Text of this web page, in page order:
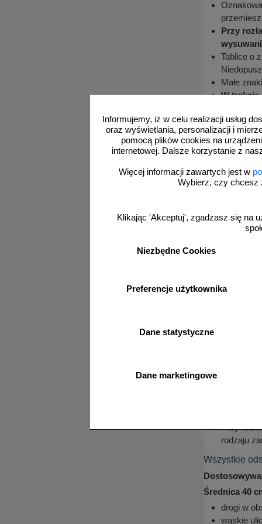
Informujemy, iż w celu realizacji usług
oraz wyświetlania, personalizacji i
pomocą plików cookies na
internetowej. Dalsze korzystanie z
Więcej informacji zawartych jest w
Wybierz, czy chcesz
Klikając 'Akceptuj', zgadzasz się na
Niezbędne Cookies
Preferencje użytkownika
Dane statystyczne
Dane marketingowe
Przy
Tablice o
Małe
W trakcie
by
lub
Folia, w
żadnym
stretch
W foliach
Ponadto
W
wody z
Zabrania
ze
Zabrania
W
Słupki,
Przy
rodzaju
Wszystkie
Średnica 40
drogi w
wąskie